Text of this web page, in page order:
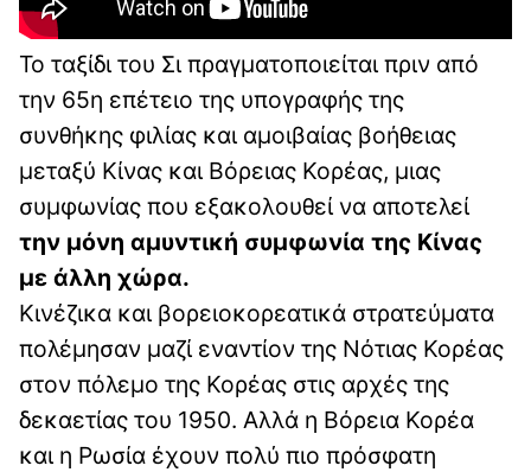
Το ταξίδι του Σι πραγματοποιείται πριν από
την 65η επέτειο της υπογραφής της
συνθήκης φιλίας και αμοιβαίας βοήθειας
μεταξύ Κίνας και Βόρειας Κορέας, μιας
συμφωνίας που εξακολουθεί να αποτελεί
την μόνη αμυντική συμφωνία της Κίνας
με άλλη χώρα.
Κινέζικα και βορειοκορεατικά στρατεύματα
πολέμησαν μαζί εναντίον της Νότιας Κορέας
στον πόλεμο της Κορέας στις αρχές της
δεκαετίας του 1950. Αλλά η Βόρεια Κορέα
και η Ρωσία έχουν πολύ πιο πρόσφατη